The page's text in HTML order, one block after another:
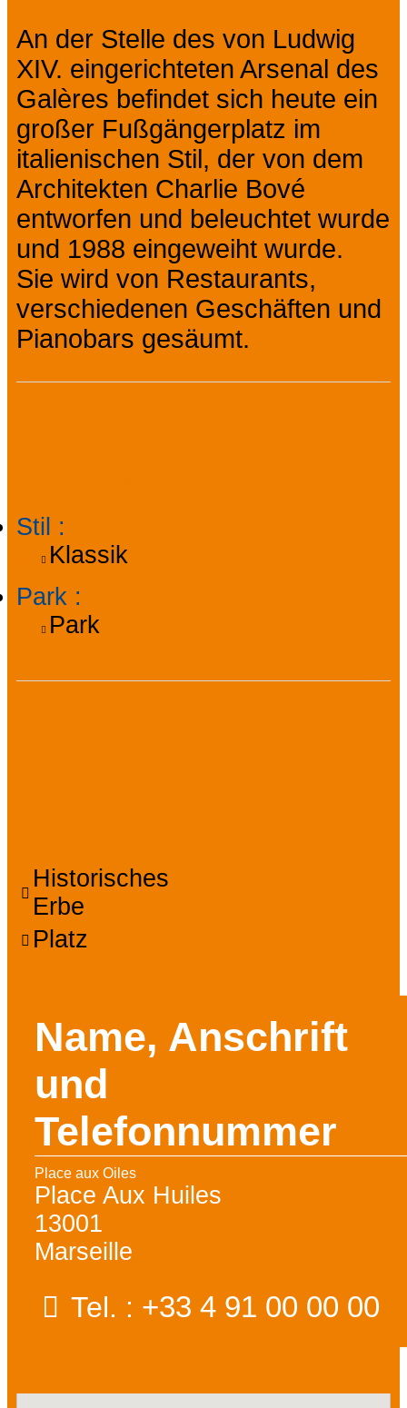
An der Stelle des von Ludwig
XIV. eingerichteten Arsenal des
Galères befindet sich heute ein
großer Fußgängerplatz im
italienischen Stil, der von dem
Architekten Charlie Bové
entworfen und beleuchtet wurde
und 1988 eingeweiht wurde.
Sie wird von Restaurants,
verschiedenen Geschäften und
Pianobars gesäumt.
Stil :
Klassik
Park :
Park
Historisches
Erbe
Platz
Name, Anschrift
und
Telefonnummer
Place aux Oiles
Place Aux Huiles
13001
Marseille
Tel. : +33 4 91 00 00 00